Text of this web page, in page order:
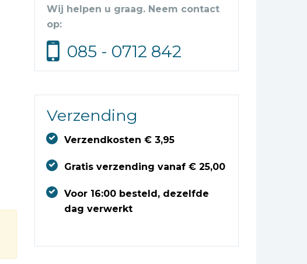
Wij helpen u graag. Neem contact
op:
085 - 0712 842
Verzending
Verzendkosten € 3,95
Gratis verzending vanaf € 25,00
Voor 16:00 besteld, dezelfde
dag verwerkt